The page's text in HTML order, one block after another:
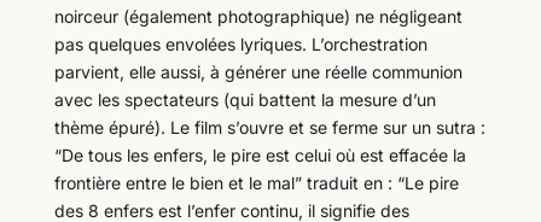
noirceur (également photographique) ne négligeant
pas quelques envolées lyriques. L’orchestration
parvient, elle aussi, à générer une réelle communion
avec les spectateurs (qui battent la mesure d’un
thème épuré). Le film s’ouvre et se ferme sur un sutra :
“De tous les enfers, le pire est celui où est effacée la
frontière entre le bien et le mal” traduit en : “Le pire
des 8 enfers est l’enfer continu, il signifie des